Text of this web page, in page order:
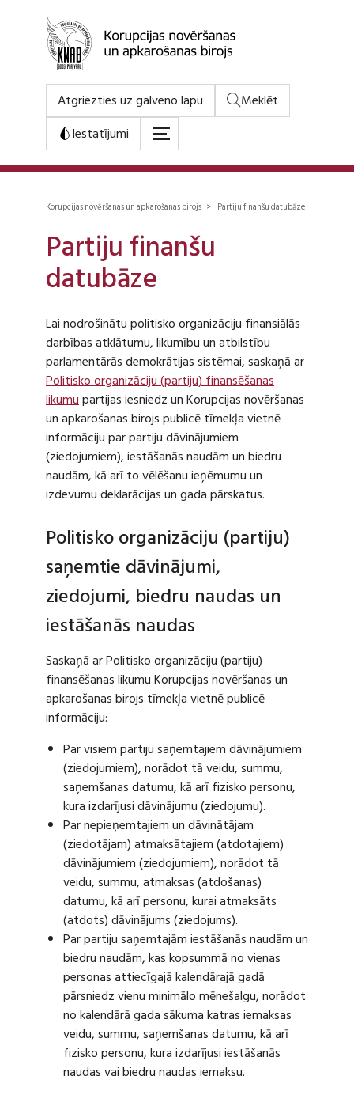
Atgriezties uz galveno lapu
Meklēt
Iestatījumi
Korupcijas novēršanas un apkarošanas birojs > Partiju finanšu datubāze
Partiju finanšu
datubāze
Lai nodrošinātu politisko organizāciju finansiālās
darbības atklātumu, likumību un atbilstību
parlamentārās demokrātijas sistēmai, saskaņā ar
Politisko organizāciju (partiju) finansēšanas
likumupartijas iesniedz un Korupcijas novēršanas
un apkarošanas birojs publicē tīmekļa vietnē
informāciju par partiju dāvinājumiem
(ziedojumiem), iestāšanās naudām un biedru
naudām, kā arī to vēlēšanu ieņēmumu un
izdevumu deklarācijas un gada pārskatus.
Politisko organizāciju (partiju)
saņemtie dāvinājumi,
ziedojumi, biedru naudas un
iestāšanās naudas
Saskaņā ar Politisko organizāciju (partiju)
finansēšanas likumu Korupcijas novēršanas un
apkarošanas birojs tīmekļa vietnē publicē
informāciju:
Par visiem partiju saņemtajiem dāvinājumiem
(ziedojumiem), norādot tā veidu, summu,
saņemšanas datumu, kā arī fizisko personu,
kura izdarījusi dāvinājumu (ziedojumu).
Par nepieņemtajiem un dāvinātājam
(ziedotājam) atmaksātajiem (atdotajiem)
dāvinājumiem (ziedojumiem), norādot tā
veidu, summu, atmaksas (atdošanas)
datumu, kā arī personu, kurai atmaksāts
(atdots) dāvinājums (ziedojums).
Par partiju saņemtajām iestāšanās naudām un
biedru naudām, kas kopsummā no vienas
personas attiecīgajā kalendārajā gadā
pārsniedz vienu minimālo mēnešalgu, norādot
no kalendārā gada sākuma katras iemaksas
veidu, summu, saņemšanas datumu, kā arī
fizisko personu, kura izdarījusi iestāšanās
naudas vai biedru naudas iemaksu.